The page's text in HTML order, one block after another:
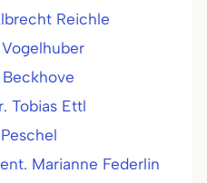
Reichle
Tobias Ettl
Marianne Federlin